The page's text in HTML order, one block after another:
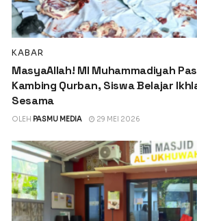
KABAR
MasyaAllah! MI Muhammadiyah
Kambing Qurban, Siswa Belajar
Sesama
OLEH PASMU MEDIA 29 MEI 2026